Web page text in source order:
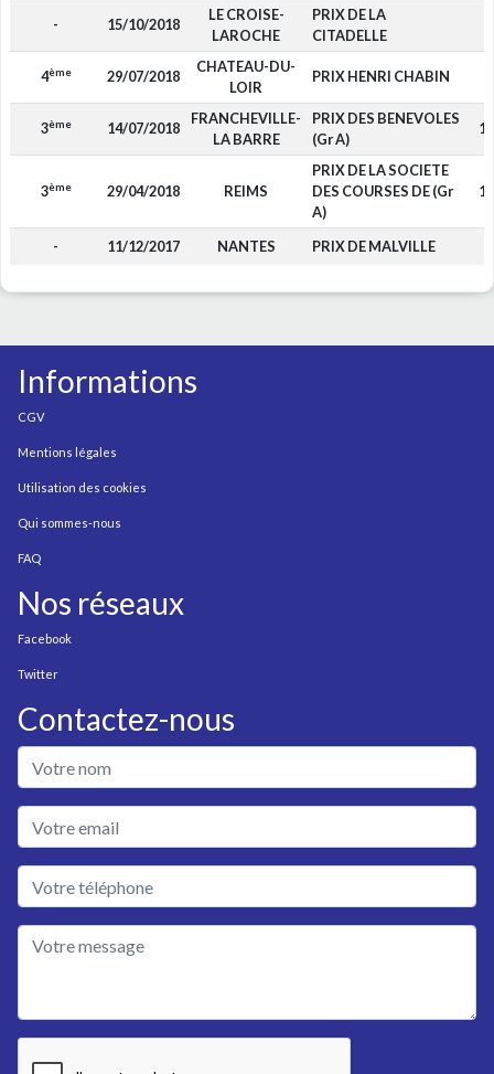
- 15/10/2018
LE CROISE-
LAROCHE
PRIX DE LA
CITADELLE
4ème 29/07/2018
CHATEAU-DU-
LOIR
PRIX HENRI CHABIN
3ème 14/07/2018
FRANCHEVILLE-
LA BARRE
PRIX DES BENEVOLES
(Gr A)
1
3ème 29/04/2018 REIMS
PRIX DE LA SOCIETE
DES COURSES DE (Gr
A)
1
- 11/12/2017 NANTES PRIX DE MALVILLE
Informations
CGV
Mentions légales
Utilisation des cookies
Qui sommes-nous
FAQ
Nos réseaux
Facebook
Twitter
Contactez-nous